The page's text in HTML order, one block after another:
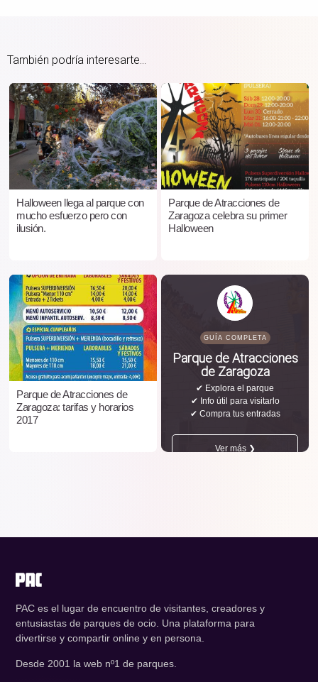
También podría interesarte...
Halloween llega al parque con
mucho esfuerzo pero con
ilusión.
Parque de Atracciones de
Zaragoza celebra su primer
Halloween
Parque de Atracciones de
Zaragoza: tarifas y horarios
2017
GUÍA COMPLETA
Parque de Atracciones
de Zaragoza
✔ Explora el parque
✔ Info útil para visitarlo
✔ Compra tus entradas
Ver más ❯
PAC es el lugar de encuentro de visitantes, creadores y
entusiastas de parques de ocio. Una plataforma para
divertirse y compartir online y en persona.
Desde 2001 la web nº1 de parques.